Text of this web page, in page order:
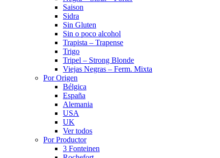
Saison
Sidra
Sin Gluten
Sin o poco alcohol
Trapista – Trapense
Trigo
Tripel – Strong Blonde
Viejas Negras – Ferm. Mixta
Por Origen
Bélgica
España
Alemania
USA
UK
Ver todos
Por Productor
3 Fonteinen